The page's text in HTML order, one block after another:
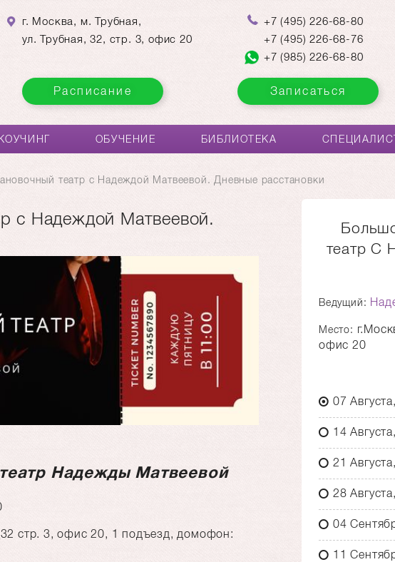
г. Москва, м. Трубная,
ул. Трубная, 32, стр. 3, офис 20
Расписание
+7(495) 226-68-80
+7(495) 226-68-76
+7(985) 226-68-80
Записаться
КОУЧИНГ ОБУЧЕНИЕ БИБЛИОТЕКА
театр с Надеждой Матвеевой. Дневные расстановки
с Надеждой Матвеевой.
Надежды Матвеевой
стр. 3, офис 20, 1 подъезд, домофон:
театр С
Ведущий:
Место:
офис 20
07
14
21
28
04
11